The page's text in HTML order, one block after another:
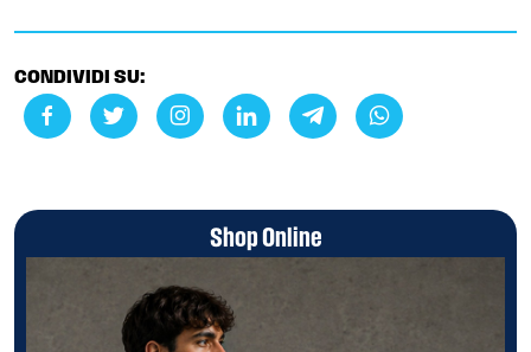
CONDIVIDI SU:
Shop Online